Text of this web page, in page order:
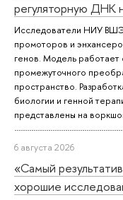
регуляторную ДНК
Исследователи НИУ ВШЭ
промоторов и
генов. Модель
промежуточного
пространство.
биологии и генной
представлены на
6 августа 2026
«Самый
хорошие